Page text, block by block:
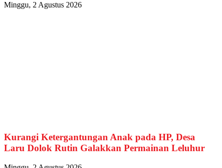
Minggu, 2 Agustus 2026
Kurangi Ketergantungan Anak pada HP, Desa
Laru Dolok Rutin Galakkan Permainan Leluhur